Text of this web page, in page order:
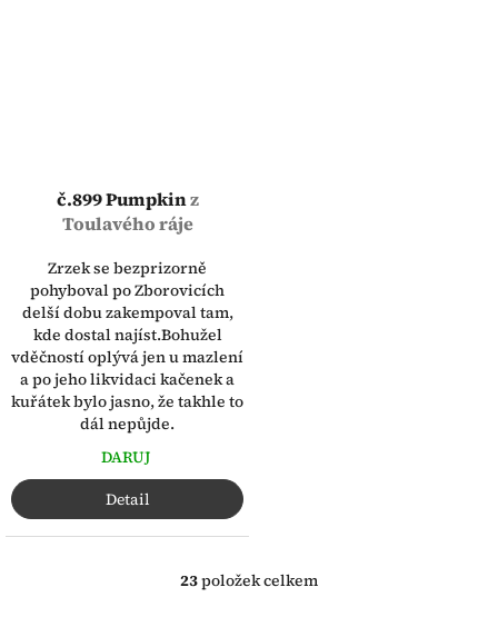
č.899 Pumpkinz
Toulavého ráje
Zrzek se bezprizorně
pohyboval po Zborovicích
delší dobu zakempoval tam,
kde dostal najíst.​Bohužel
vděčností oplývá jen u mazlení
a po jeho likvidaci kačenek a
kuřátek bylo jasno, že takhle to
dál nepůjde.
DARUJ
Detail
O
23položek celkem